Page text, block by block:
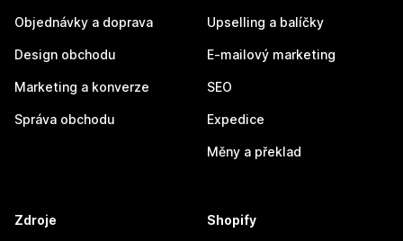
Objednávky a doprava
Design obchodu
Marketing a konverze
Správa obchodu
Upselling a balíčky
E-mailový marketing
SEO
Expedice
Měny a překlad
Zdroje Shopify